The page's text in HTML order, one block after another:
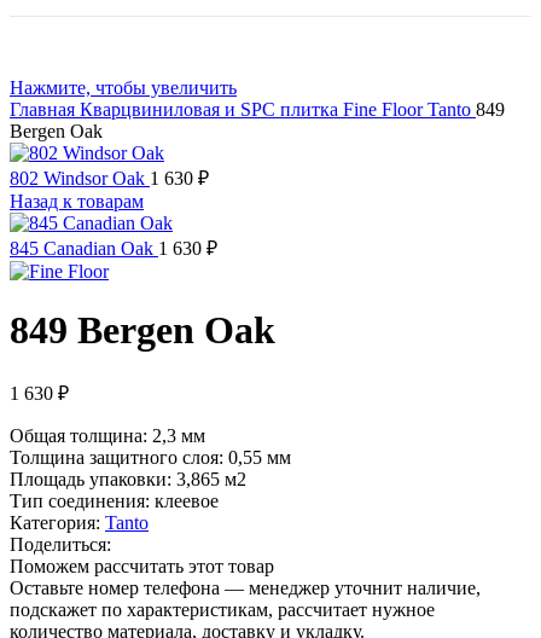
Нажмите, чтобы увеличить
Главная Кварцвиниловая и SPC плитка Fine FloorTanto 849
Bergen Oak
802 Windsor Oak 1 630 ₽
Назад к товарам
845 Canadian Oak 1 630 ₽
849 Bergen Oak
1 630 ₽
Общая толщина: 2,3 мм
Толщина защитного слоя: 0,55 мм
Площадь упаковки: 3,865 м2
Тип соединения: клеевое
Категория: Tanto
Поделиться:
Поможем рассчитать этот товар
Оставьте номер телефона — менеджер уточнит наличие,
подскажет по характеристикам, рассчитает нужное
количество материала, доставку и укладку.